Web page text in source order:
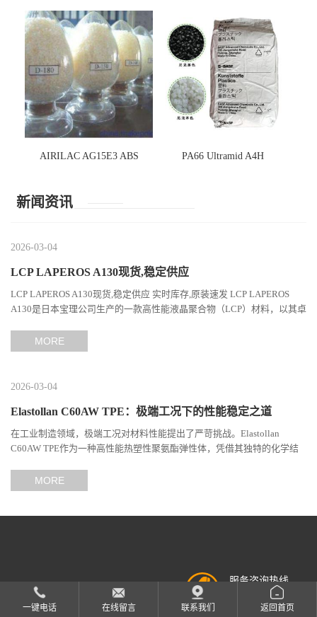
AIRILAC AG15E3 ABS PA66 Ultramid A4H
新闻资讯
2026-03-04
LCP LAPEROS A130现货,稳定供应
LCP LAPEROS A130现货,稳定供应 实时库存,原装速发 LCP LAPEROS
A130是日本宝理公司生产的一款高性能液晶聚合物（LCP）材料，以其卓
MORE
2026-03-04
Elastollan C60AW TPE：极端工况下的性能稳定之道
在工业制造领域，极端工况对材料性能提出了严苛挑战。Elastollan
C60AW TPE作为一种高性能热塑性聚氨酯弹性体，凭借其独特的化学结
MORE
服务咨询热线
15913833437
一键电话 在线留言 联系我们 返回首页